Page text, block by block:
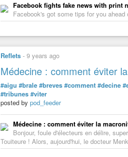
Facebook fights fake news with print
Facebook's got some tips for you
Reflets - 9 years ago
Médecine : comment éviter
#aigu #brale #breves #comment #decine
#tribunes #viter
posted by pod_feeder
Médecine : comment éviter la
Bonjour, foule d'électeurs en délire,
Touiteure ! Alors, aujourd'hui, le docteur